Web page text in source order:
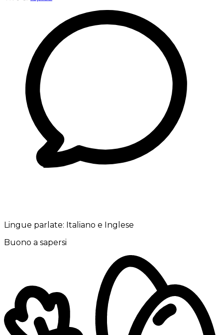
Lingue parlate: Italiano e Inglese
Buono a sapersi